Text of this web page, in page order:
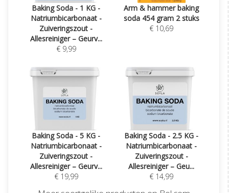
Baking Soda - 1 KG -
Natriumbicarbonaat -
Zuiveringszout -
Allesreiniger – Geurv...
€ 9,99
Arm & hammer baking
soda 454 gram 2 stuks
€ 10,69
Baking Soda - 5 KG -
Natriumbicarbonaat -
Zuiveringszout -
Allesreiniger – Geurv...
€ 19,99
Baking Soda - 2.5 KG -
Natriumbicarbonaat -
Zuiveringszout -
Allesreiniger – Geu...
€ 14,99